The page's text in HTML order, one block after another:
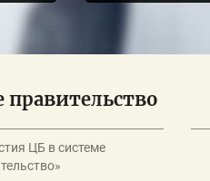
правительство
ЦБ в системе